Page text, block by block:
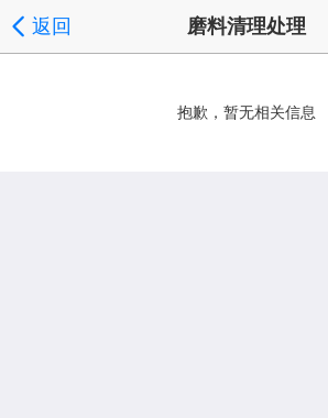
返回 磨料清理处理
抱歉，暂无相关信息